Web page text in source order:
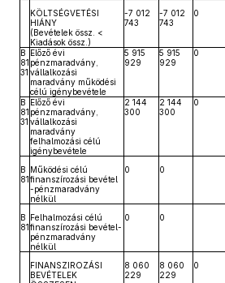
KÖLTSÉGVETÉSI
HIÁNY
(Bevételek össz. <
Kiadások össz.)
-7 012
743
-7 012
743
0
B
81
31
Előző évi
pénzmaradvány,
vállalkozási
maradvány működési
célú igénybevétele
5 915
929
5 915
929
0
B
81
31
Előző évi
pénzmaradvány,
vállalkozási
maradvány
felhalmozási célú
igénybevétele
2 144
300
2 144
300
0
B
81
Működési célú
finanszírozási bevétel
-pénzmaradvány
nélkül
0 0
B
81
Felhalmozási célú
finanszírozási bevétel-
pénzmaradvány
nélkül
0 0
FINANSZIROZÁSI
BEVÉTELEK
8 060
229
8 060
229
0